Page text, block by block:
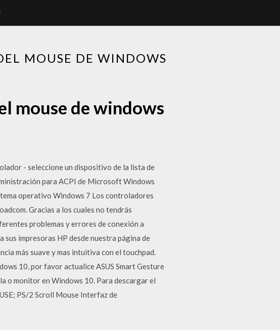
MOUSE DE WINDOWS
mouse de windows
- seleccione un dispositivo de la lista de
para ACPI de Microsoft Windows
operativo Windows 7 Los controladores
Gracias a los cuales no tendrás
problemas y errores de conexión a
impresoras HP desde nuestra página de
más suave y mas intuitiva con el touchpad.
10, por favor actualice ASUS Smart Gesture
o monitor en Windows 10. Para descargar el
PS/2 Scroll Mouse Interfaz de